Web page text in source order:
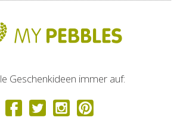
Geschenkideen immer auf: